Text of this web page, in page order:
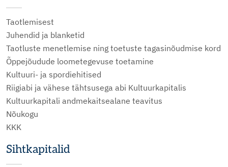
Taotlemisest
Juhendid ja blanketid
Taotluste menetlemise ning toetuste tagasinõudmise kord
Õppejõudude loometegevuse toetamine
Kultuuri- ja spordiehitised
Riigiabi ja vähese tähtsusega abi Kultuurkapitalis
Kultuurkapitali andmekaitsealane teavitus
Nõukogu
KKK
Sihtkapitalid